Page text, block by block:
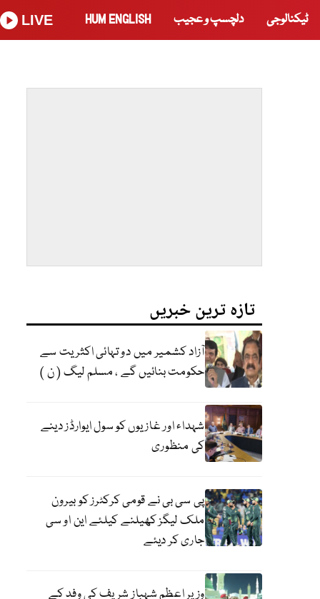
ٹیکنالوجی دلچسپ و عجیب HUM ENGLISH
LIVE
تازہ ترین خبریں
آزاد کشمیر میں دو تہائی اکثریت سے
حکومت بنائیں گے ، مسلم لیگ ( ن )
شہداء اور غازیوں کو سول ایوارڈز دینے
کی منظوری
پی سی بی نے قومی کرکٹرز کو بیرون
ملک لیگز کھیلنے کیلئے این او سی
جاری کر دیئے
وزیر اعظم شہباز شریف کی وفد کے